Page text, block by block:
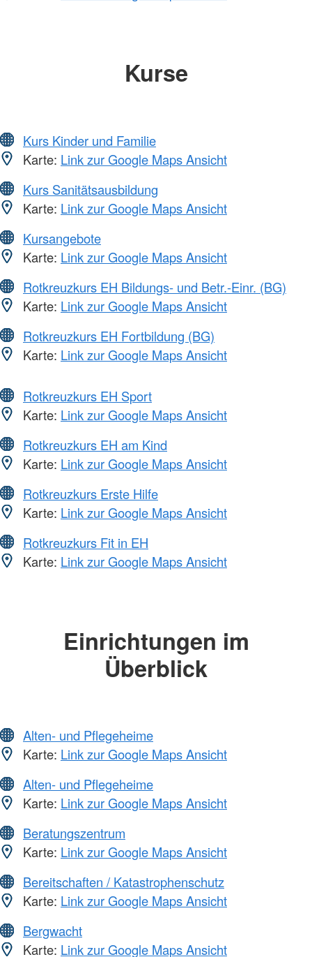
Kurse
Kurs Kinder und Familie
Karte: Link zur Google Maps Ansicht
Kurs Sanitätsausbildung
Karte: Link zur Google Maps Ansicht
Kursangebote
Karte: Link zur Google Maps Ansicht
Rotkreuzkurs EH Bildungs- und Betr.-Einr. (BG)
Karte: Link zur Google Maps Ansicht
Rotkreuzkurs EH Fortbildung (BG)
Karte: Link zur Google Maps Ansicht
Rotkreuzkurs EH Sport
Karte: Link zur Google Maps Ansicht
Rotkreuzkurs EH am Kind
Karte: Link zur Google Maps Ansicht
Rotkreuzkurs Erste Hilfe
Karte: Link zur Google Maps Ansicht
Rotkreuzkurs Fit in EH
Karte: Link zur Google Maps Ansicht
Einrichtungen im
Überblick
Alten- und Pflegeheime
Karte: Link zur Google Maps Ansicht
Alten- und Pflegeheime
Karte: Link zur Google Maps Ansicht
Beratungszentrum
Karte: Link zur Google Maps Ansicht
Bereitschaften / Katastrophenschutz
Karte: Link zur Google Maps Ansicht
Bergwacht
Karte: Link zur Google Maps Ansicht